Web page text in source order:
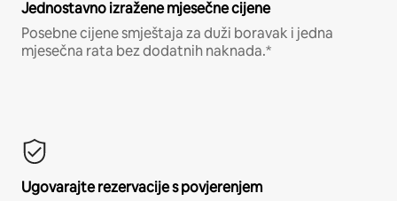
Jednostavno izražene mjesečne cijene
Posebne cijene smještaja za duži boravak i jedna
mjesečna rata bez dodatnih naknada.*
Ugovarajte rezervacije s povjerenjem